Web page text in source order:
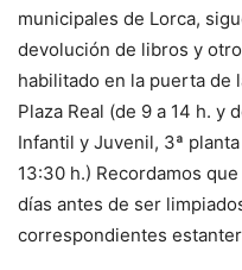
municipales de Lorca,
devolución de libros y
habilitado en la puerta de
Plaza Real (de 9 a 14 h. y
Infantil y Juvenil, 3ª
13:30 h.) Recordamos
días antes de ser
correspondientes